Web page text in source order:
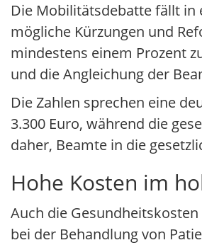
Die Mobilitätsdebatte fällt in
mögliche Kürzungen und
mindestens einem Prozent
und die Angleichung der
Die Zahlen sprechen eine
3.300 Euro, während die
daher, Beamte in die
Hohe Kosten im
Auch die
bei der Behandlung von